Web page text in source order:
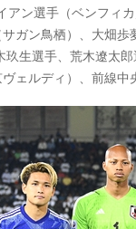
アン選手（ベンフィ
ガン鳥栖）、大畑
玖生選手、荒木遼太
ェルディ）、前線中